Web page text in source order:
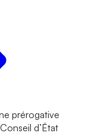
prérogative
d’État